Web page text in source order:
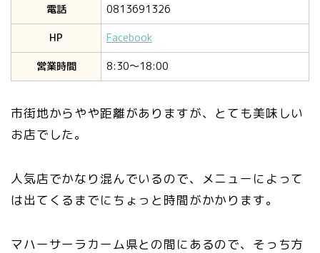
電話
0813691326
HP
Facebook
営業時間
8:30〜18:00
市街地からやや距離がありますが、とても美味しい
お店でした。
人気店でかなり混んでいるので、メニューによって
は出てくるまでにちょっと時間がかかります。
マハーサーラカーム県との間にあるので、そっち方